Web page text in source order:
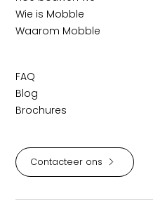
Wie is Mobble
Waarom Mobble
FAQ
Blog
Brochures
Contacteer ons